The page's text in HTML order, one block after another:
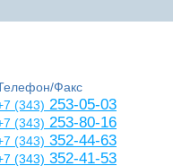
Факс
(343) 253-05-03
(343) 253-80-16
(343) 352-44-63
(343) 352-41-53